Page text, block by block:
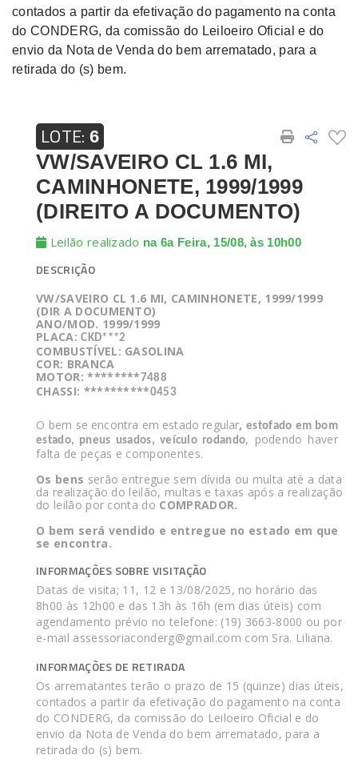
contados a partir da efetivação do pagamento na conta
do CONDERG, da comissão do Leiloeiro Oficial e do
envio da Nota de Venda do bem arrematado, para a
retirada do (s) bem.
LOTE: 6
VW/SAVEIRO CL 1.6 MI,
CAMINHONETE, 1999/1999
(DIREITO A DOCUMENTO)
Leilão realizado na 6a Feira, 15/08, às 10h00
DESCRIÇÃO
VW/SAVEIRO CL 1.6 MI, CAMINHONETE, 1999/1999
(DIR A DOCUMENTO)
ANO/MOD. 1999/1999
PLACA:CKD***2
COMBUSTÍVEL: GASOLINA
COR: BRANCA
MOTOR: ******** 7488
CHASSI: **********0453
O bem se encontra em estado regular,estofado em bom
estado, pneus usados, veículo rodando, podendo haver
falta de peças e componentes.
Os bens serão entregue sem dívida ou multa até a data
da realização do leilão, multas e taxas após a realização
do leilão por conta do COMPRADOR.
O bem será vendido e entregue no estado em que
se encontra.
INFORMAÇÕES SOBRE VISITAÇÃO
Datas de visita; 11, 12 e 13/08/2025, no horário das
8h00 às 12h00 e das 13h às 16h (em dias úteis) com
agendamento prévio no telefone: (19) 3663-8000 ou por
e-mail assessoriaconderg@gmail.com com Sra. Liliana.
INFORMAÇÕES DE RETIRADA
Os arrematantes terão o prazo de 15 (quinze) dias úteis,
contados a partir da efetivação do pagamento na conta
do CONDERG, da comissão do Leiloeiro Oficial e do
envio da Nota de Venda do bem arrematado, para a
retirada do (s) bem.